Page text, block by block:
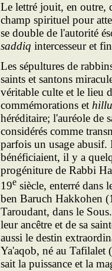
Le lettré jouit, en outre,
champ spirituel pour
se double de l'autorité
saddiq intercesseur et
Les sépultures de
saints et santons
véritable culte et le lieu
commémorations et
héréditaire; l'auréole de
considérés comme
parfois un usage
bénéficiaient, il y a
progéniture de Rabbi
19e siècle, enterré dans
ben Baruch Hakkohen
Taroudant, dans le
leur ancêtre et de sa
aussi le destin
Ya'aqob, né au Tafilalet
sait la puissance et la